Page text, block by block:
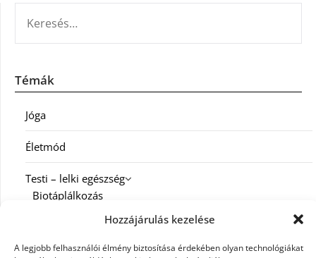
Hozzájárulás kezelése
A legjobb felhasználói élmény biztosítása érdekében olyan technológiákat
Témák
Jóga
Életmód
Testi – lelki egészség
Biotáplálkozás